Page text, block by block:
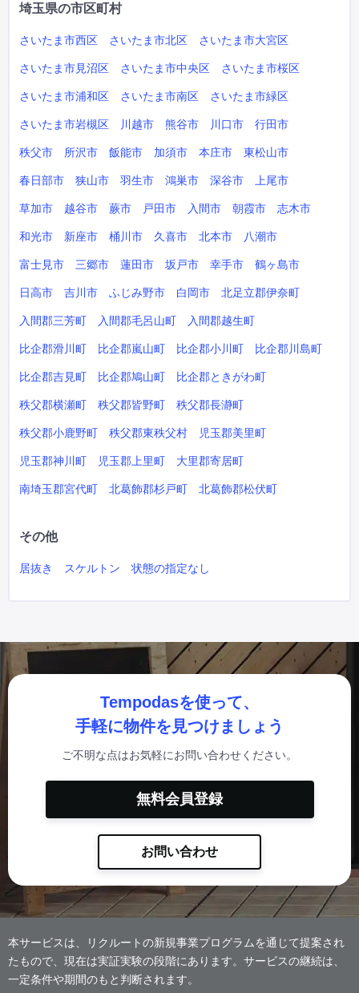
埼玉県の市区町村
さいたま市西区 さいたま市北区 さいたま市大宮区
さいたま市見沼区 さいたま市中央区 さいたま市桜区
さいたま市浦和区 さいたま市南区 さいたま市緑区
さいたま市岩槻区 川越市 熊谷市 川口市 行田市
秩父市 所沢市 飯能市 加須市 本庄市 東松山市
春日部市 狭山市 羽生市 鴻巣市 深谷市 上尾市
草加市 越谷市 蕨市 戸田市 入間市 朝霞市 志木市
和光市 新座市 桶川市 久喜市 北本市 八潮市
富士見市 三郷市 蓮田市 坂戸市 幸手市 鶴ヶ島市
日高市 吉川市 ふじみ野市 白岡市 北足立郡伊奈町
入間郡三芳町 入間郡毛呂山町 入間郡越生町
比企郡滑川町 比企郡嵐山町 比企郡小川町 比企郡川島町
比企郡吉見町 比企郡鳩山町 比企郡ときがわ町
秩父郡横瀬町 秩父郡皆野町 秩父郡長瀞町
秩父郡小鹿野町 秩父郡東秩父村 児玉郡美里町
児玉郡神川町 児玉郡上里町 大里郡寄居町
南埼玉郡宮代町 北葛飾郡杉戸町 北葛飾郡松伏町
その他
居抜き スケルトン 状態の指定なし
Tempodasを使って、
手軽に物件を見つけましょう
ご不明な点はお気軽にお問い合わせください。
無料会員登録
お問い合わせ
本サービスは、リクルートの新規事業プログラムを通じて提案され
たもので、現在は実証実験の段階にあります。サービスの継続は、
一定条件や期間のもと判断されます。